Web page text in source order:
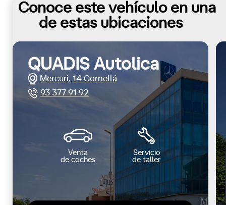
Conoce este vehículo en una
de estas ubicaciones
QUADIS Autolica
Mercuri, 14 Cornellá
93 377 91 92
Venta
de coches
Servicio
de taller